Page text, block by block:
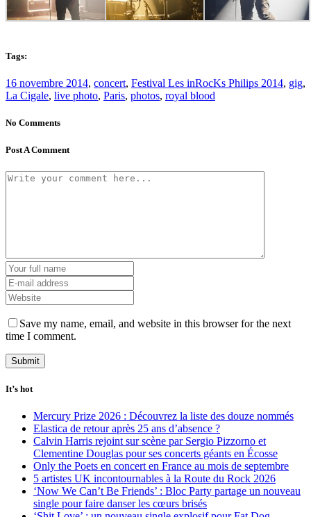
Tags:
16 novembre 2014, concert, Festival Les inRocKs Philips 2014, gig,
La Cigale, live photo, Paris, photos, royal blood
No Comments
Post A Comment
Save my name, email, and website in this browser for the next
time I comment.
It’s hot
Mercury Prize 2026 : Découvrez la liste des douze nommés
Elastica de retour après 25 ans d’absence ?
Calvin Harris rejoint sur scène par Sergio Pizzorno et
Clementine Douglas pour ses concerts géants en Écosse
Only the Poets en concert en France au mois de septembre
5 artistes UK incontournables à la Route du Rock 2026
‘Now We Can’t Be Friends’ : Bloc Party partage un nouveau
single pour faire danser les cœurs brisés